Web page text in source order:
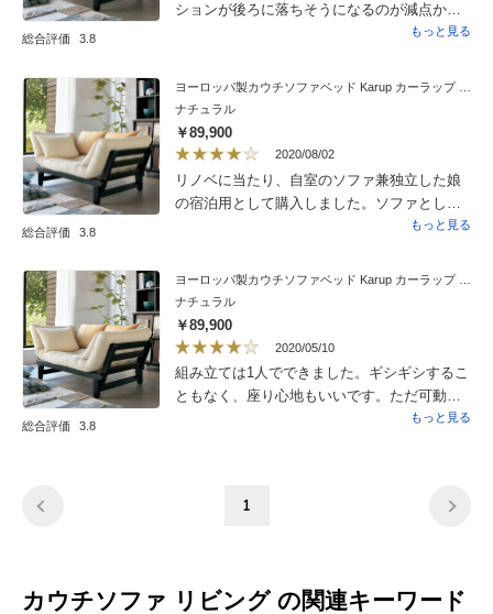
総合評価 3.8
ションが後ろに落ちそうになるのが減点か
な。冬になったらかけ替えカバーにしてみま
た。テキパキ小一時間ほどですみましたが、
電動ドリルなど使っていたのでやはり自力で
は無理だったかも…
もっと見る
総合評価 3.8
ナチュラル
￥89,900
2020/08/02
リノベに当たり、自室のソファ兼独立した娘
の宿泊用として購入しました。ソファとして
はしっかりしたクッションとサイドの持ち上
良いです。ベッドとしては娘に３日使わせ
て、問題なく眠れたとの事です。寝返りの時
多少きしむ音がしますが特別な程ではありま
せんでした。ただクッションマットに乾草の
ような臭いがあって風通しの良いところに置
いて消臭スプレーを何度かかけました。徐々
に臭いは減っています。それと他の方の評価
して良かったと思っています。
もっと見る
総合評価 3.8
ナチュラル
￥89,900
2020/05/10
組み立ては1人でできました。ギシギシするこ
ともなく、座り心地もいいです。ただ可動部
が構造上弱くて座れないのは難点。背もたれ
いです。へたった時用の替えがあるといいな
増やして欲しいです。
もっと見る
1
カウチソファ リビング の関連キーワード